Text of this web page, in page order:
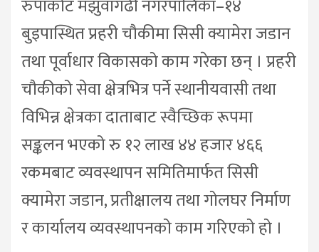
रुपाकोट मझुवागढी नगरपालिका–१४
बुइपास्थित प्रहरी चौकीमा सिसी क्यामेरा जडान
तथा पूर्वाधार विकासको काम गरेका छन् । प्रहरी
चौकीको सेवा क्षेत्रभित्र पर्ने स्थानीयवासी तथा
विभिन्न क्षेत्रका दाताबाट स्वैच्छिक रूपमा
सङ्कलन भएको रु १२ लाख ४४ हजार ४६६
रकमबाट व्यवस्थापन समितिमार्फत सिसी
क्यामेरा जडान, प्रतीक्षालय तथा गोलघर निर्माण
र कार्यालय व्यवस्थापनको काम गरिएको हो ।